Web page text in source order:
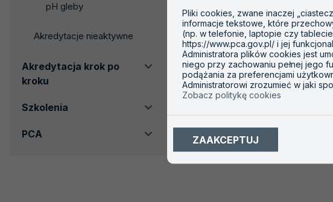
pH gleby
Akredytacje nieaktywne
Akredytacja krok po
kroku
Szkolenia
PCA
Pliki cookies, zwane inaczej
informacje tekstowe, które
(np. w telefonie, laptopie czy
https://www.pca.gov.pl/ i jej
Administratora plików cookies jest
niego przy zachowaniu pełnej jego
podążania za preferencjami
Administratorowi zrozumieć w jaki
Zobacz politykę cookies
ZAAKCEPTUJ